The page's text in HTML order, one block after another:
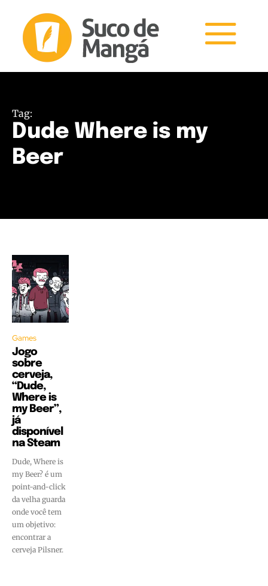
Tag:
Dude Where is my
Beer
Games
Jogo
sobre
cerveja,
“Dude,
Where is
my Beer”,
já
disponível
na Steam
Dude, Where is
my Beer? é um
point-and-click
da velha guarda
onde você tem
um objetivo:
encontrar a
cerveja Pilsner.